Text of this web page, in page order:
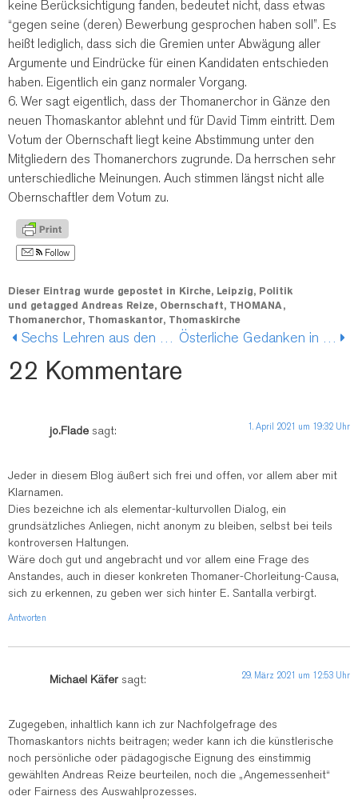
keine Berücksichtigung fanden, bedeutet nicht, dass etwas
“gegen seine (deren) Bewerbung gesprochen haben soll”. Es
heißt lediglich, dass sich die Gremien unter Abwägung aller
Argumente und Eindrücke für einen Kandidaten entschieden
haben. Eigentlich ein ganz normaler Vorgang.
6. Wer sagt eigentlich, dass der Thomanerchor in Gänze den
neuen Thomaskantor ablehnt und für David Timm eintritt. Dem
Votum der Obernschaft liegt keine Abstimmung unter den
Mitgliedern des Thomanerchors zugrunde. Da herrschen sehr
unterschiedliche Meinungen. Auch stimmen längst nicht alle
Obernschaftler dem Votum zu.
Follow
Dieser Eintrag wurde gepostet in Kirche, Leipzig, Politik
und getagged Andreas Reize, Obernschaft, THOMANA ,
Thomanerchor, Thomaskantor, Thomaskirche
Sechs Lehren aus den Landtagswahlen in Baden-Württemberg und Rheinland-Pfalz Österliche Gedanken in Zeiten der Pandemie
22 Kommentare
jo.Flade sagt: 1. April 2021 um 19:32 Uhr
Jeder in diesem Blog äußert sich frei und offen, vor allem aber mit
Klarnamen.
Dies bezeichne ich als elementar-kulturvollen Dialog, ein
grundsätzliches Anliegen, nicht anonym zu bleiben, selbst bei teils
kontroversen Haltungen.
Wäre doch gut und angebracht und vor allem eine Frage des
Anstandes, auch in dieser konkreten Thomaner-Chorleitung-Causa,
sich zu erkennen, zu geben wer sich hinter E. Santalla verbirgt.
Antworten
Michael Käfer sagt: 29. März 2021 um 12:53 Uhr
Zugegeben, inhaltlich kann ich zur Nachfolgefrage des
Thomaskantors nichts beitragen; weder kann ich die künstlerische
noch persönliche oder pädagogische Eignung des einstimmig
gewählten Andreas Reize beurteilen, noch die „Angemessenheit“
oder Fairness des Auswahlprozesses.